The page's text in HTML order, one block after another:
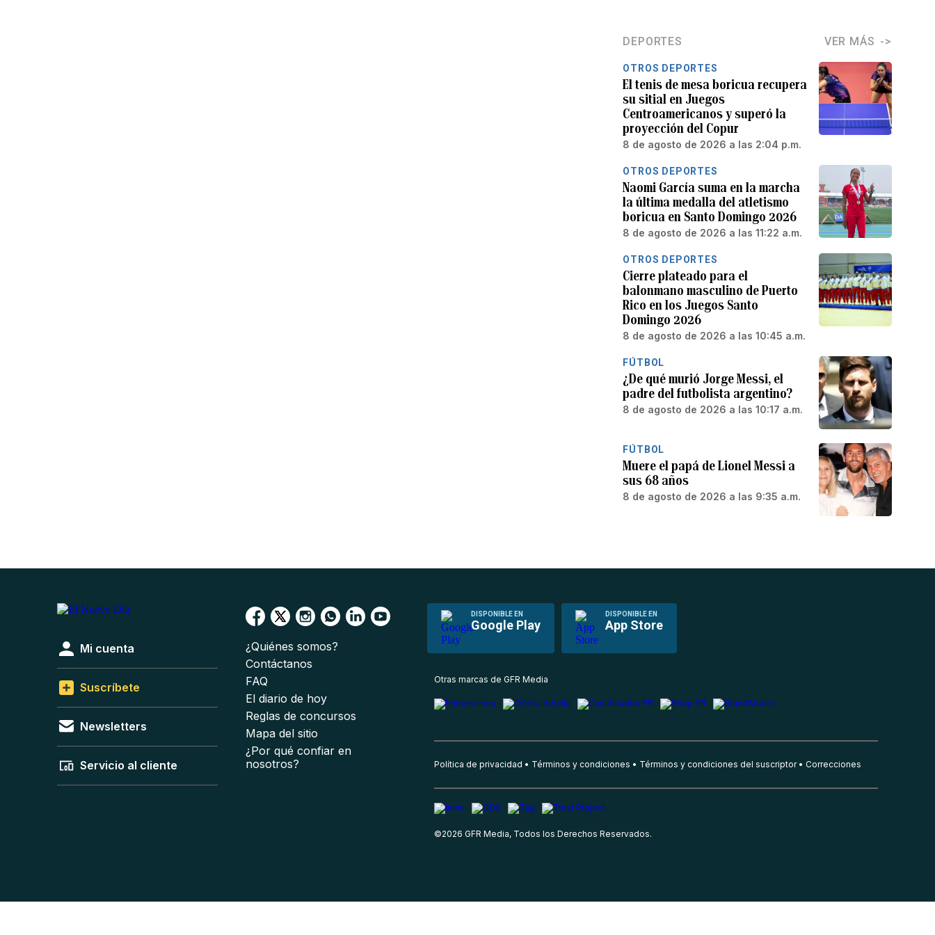
DEPORTES VER MÁS
OTROS DEPORTES
El tenis de mesa boricua recupera
su sitial en Juegos
Centroamericanos y superó la
proyección del Copur
8 de agosto de 2026 a las 2:04 p.m.
OTROS DEPORTES
Naomi García suma en la marcha
la última medalla del atletismo
boricua en Santo Domingo 2026
8 de agosto de 2026 a las 11:22 a.m.
OTROS DEPORTES
Cierre plateado para el
balonmano masculino de Puerto
Rico en los Juegos Santo
Domingo 2026
8 de agosto de 2026 a las 10:45 a.m.
FÚTBOL
¿De qué murió Jorge Messi, el
padre del futbolista argentino?
8 de agosto de 2026 a las 10:17 a.m.
FÚTBOL
Muere el papá de Lionel Messi a
sus 68 años
8 de agosto de 2026 a las 9:35 a.m.
DISPONIBLE EN
Google Play
DISPONIBLE EN
App Store
Mi cuenta
Suscríbete
Newsletters
Servicio al cliente
¿Quiénes somos?
Contáctanos
FAQ
El diario de hoy
Reglas de concursos
Mapa del sitio
¿Por qué confiar en
nosotros?
Otras marcas de GFR Media
Política de privacidad Términos y condiciones Términos y condiciones del suscriptor Correcciones
©2026 GFR Media, Todos los Derechos Reservados.